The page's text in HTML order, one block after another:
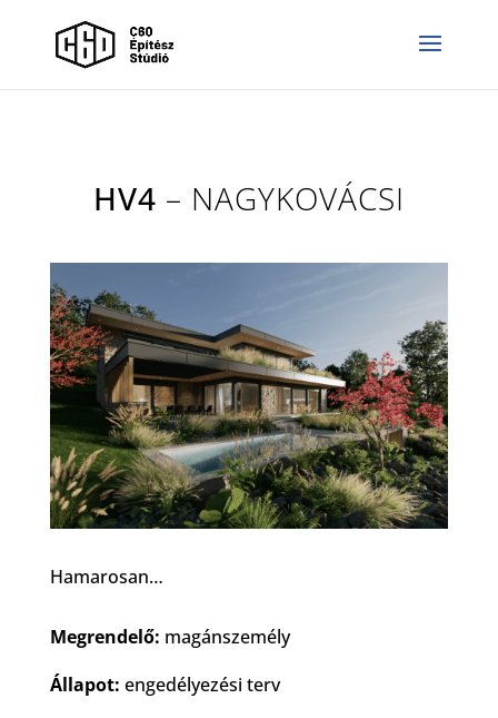
HV4 – NAGYKOVÁCSI
Hamarosan…
Megrendelő: magánszemély
Állapot: engedélyezési terv